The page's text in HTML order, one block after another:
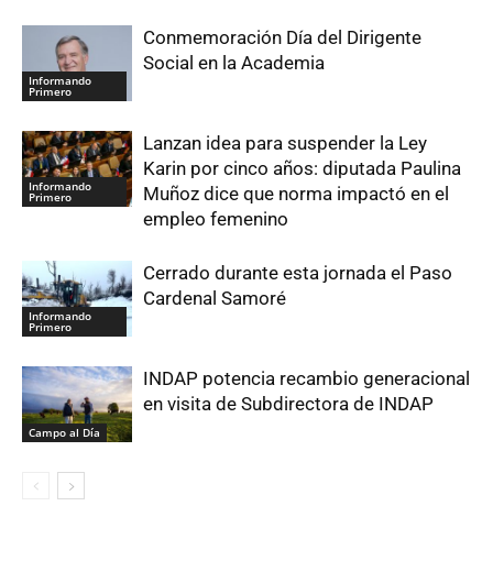
Informando
Primero
Conmemoración Día del Dirigente
Social en la Academia
Informando
Primero
Lanzan idea para suspender la Ley
Karin por cinco años: diputada Paulina
Muñoz dice que norma impactó en el
empleo femenino
Informando
Primero
Cerrado durante esta jornada el Paso
Cardenal Samoré
Campo al Día
INDAP potencia recambio generacional
en visita de Subdirectora de INDAP